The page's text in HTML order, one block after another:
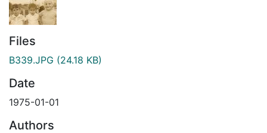
Files
B339.JPG (24.18 KB)
Date
1975-01-01
Authors